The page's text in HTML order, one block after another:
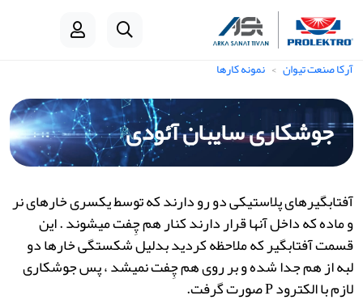
آرکا صنعت تیوان نمونه کارها
جوشکاری سایبان آئودی
آفتابگیرهای پلاستیکی دو رو دارند که توسط یکسری خارهای نر
و ماده که داخل آنها قرار دارند کنار هم چِفت میشوند . این
قسمت آفتابگیر که ملاحظه کردید بدلیل شکستگی خارها دو
لبه از هم جدا شده و بر روی هم چِفت نمیشد ، پس جوشکاری
لازم با الکترود P صورت گرفت.